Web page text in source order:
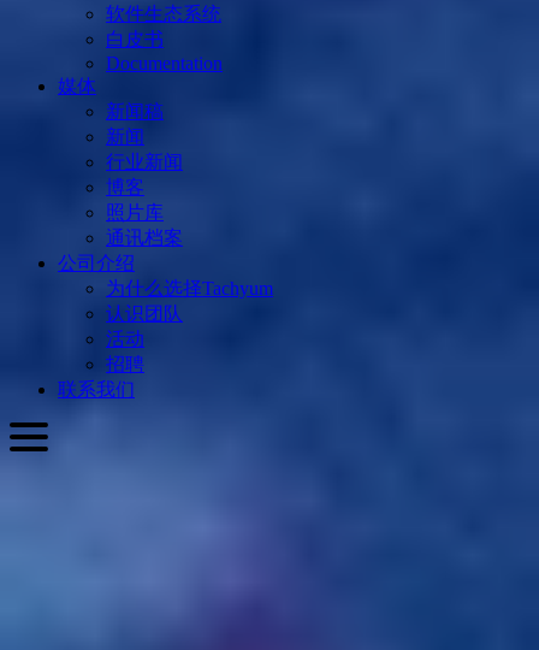
软件生态系统
白皮书
Documentation
媒体
新闻稿
新闻
行业新闻
博客
照片库
通讯档案
公司介绍
为什么选择Tachyum
认识团队
活动
招聘
联系我们